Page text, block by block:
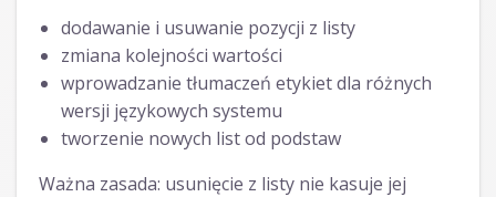
dodawanie i usuwanie pozycji z listy
zmiana kolejności wartości
wprowadzanie tłumaczeń etykiet dla różnych
wersji językowych systemu
tworzenie nowych list od podstaw
Ważna zasada: usunięcie z listy nie kasuje jej